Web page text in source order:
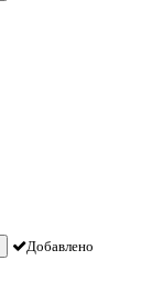
Добавлено